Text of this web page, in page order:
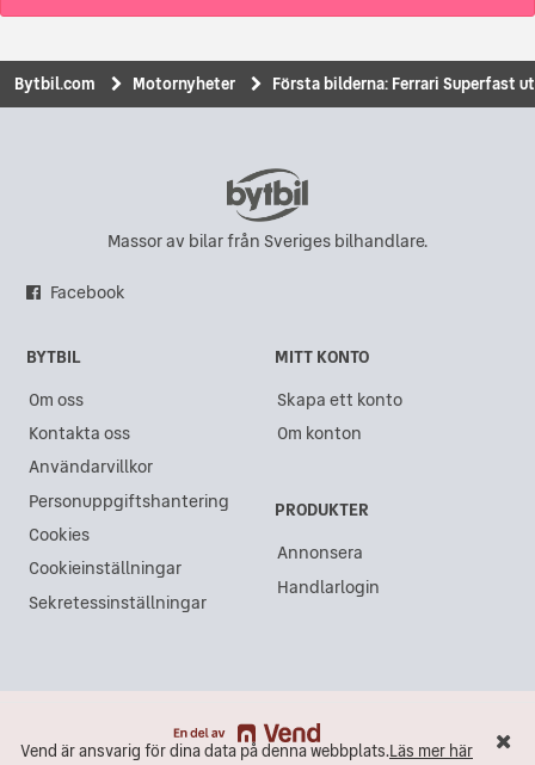
Vend är ansvarig för dina data på denna webbplats.Läs mer här
Bytbil.com Motornyheter Första bilderna: Ferrari Superfast
Massor av bilar från Sveriges bilhandlare.
Facebook
BYTBIL
Om oss
Kontakta oss
Användarvillkor
Personuppgiftshantering
Cookies
Cookieinställningar
Sekretessinställningar
MITT KONTO
Skapa ett konto
Om konton
PRODUKTER
Annonsera
Handlarlogin
Vend är ansvarig för dina data på denna webbplats.Läs mer här